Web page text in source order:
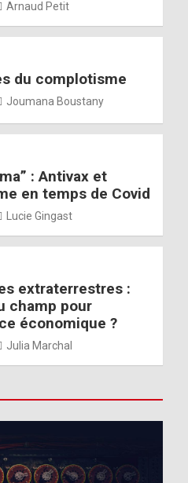
Arnaud Petit
du complotisme
Joumana Boustany
: Antivax et
en temps de Covid
Lucie Gingast
extraterrestres :
champ pour
économique ?
Julia Marchal